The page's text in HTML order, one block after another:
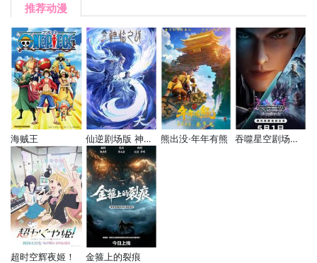
推荐动漫
海贼王 仙逆剧场版 神临之战 熊出没·年年有熊 吞噬星空剧场版 决战原始星
超时空辉夜姬！ 金箍上的裂痕